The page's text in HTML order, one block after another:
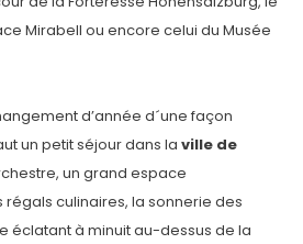
Mirabell ou encore celui du Musée
d’année d´une façon
un petit séjour dans la ville de
un grand espace
culinaires, la sonnerie des
éclatant à minuit au-dessus de la